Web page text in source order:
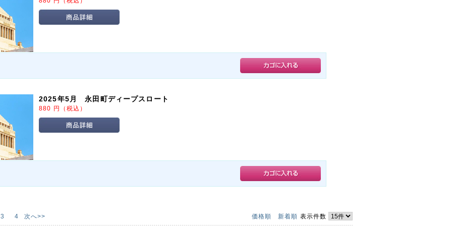
2025年5月 永田町ディープスロート
880 円 （税込）
価格順 新着順 表示件数
3 4 次へ>>